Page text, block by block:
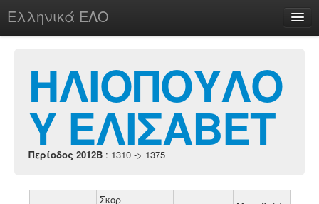
Ελληνικά ΕΛΟ
chesstu.be @ discord
ΗΛΙΟΠΟΥΛΟ
Υ ΕΛΙΣΑΒΕΤ
Περίοδος 2012B : 1310 -> 1375
Σκορ